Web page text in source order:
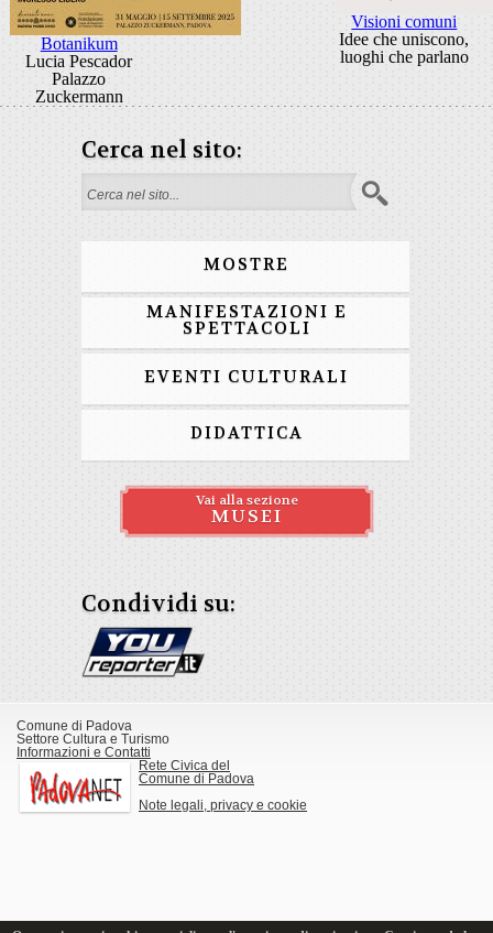
Botanikum
Lucia Pescador
Palazzo
Zuckermann
Visioni comuni
Idee che uniscono,
luoghi che parlano
Cerca nel sito:
Form di ricerca
MOSTRE
MANIFESTAZIONI E
SPETTACOLI
EVENTI CULTURALI
DIDATTICA
Vai alla sezione
MUSEI
Condividi su:
Comune di Padova
Settore Cultura e Turismo
Informazioni e Contatti
Rete Civica del
Comune di Padova
Note legali, privacy e cookie